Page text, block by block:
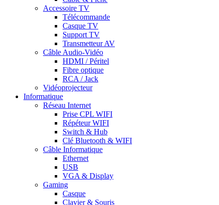
Accessoire TV
Télécommande
Casque TV
Support TV
Transmetteur AV
Câble Audio-Vidéo
HDMI / Péritel
Fibre optique
RCA / Jack
Vidéoprojecteur
Informatique
Réseau Internet
Prise CPL WIFI
Répéteur WIFI
Switch & Hub
Clé Bluetooth & WIFI
Câble Informatique
Ethernet
USB
VGA & Display
Gaming
Casque
Clavier & Souris